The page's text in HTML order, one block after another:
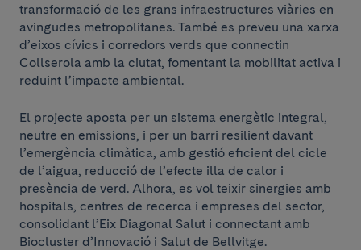
transformació de les grans infraestructures viàries en
avingudes metropolitanes. També es preveu una xarxa
d’eixos cívics i corredors verds que connectin
Collserola amb la ciutat, fomentant la mobilitat activa i
reduint l’impacte ambiental.
El projecte aposta per un sistema energètic integral,
neutre en emissions, i per un barri resilient davant
l’emergència climàtica, amb gestió eficient del cicle
de l’aigua, reducció de l’efecte illa de calor i
presència de verd. Alhora, es vol teixir sinergies amb
hospitals, centres de recerca i empreses del sector,
consolidant l’Eix Diagonal Salut i connectant amb
Biocluster d’Innovació i Salut de Bellvitge.